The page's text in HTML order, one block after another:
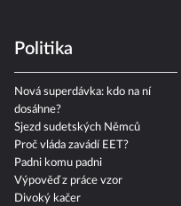
Politika
Nová superdávka: kdo na ní
dosáhne?
Sjezd sudetských Němců
Proč vláda zavádí EET?
Padni komu padni
Výpověď z práce vzor
Divoký kačer